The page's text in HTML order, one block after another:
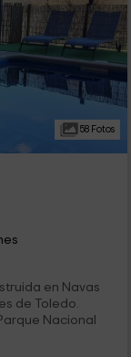
58 Fotos
en Navas
de Toledo.
Nacional